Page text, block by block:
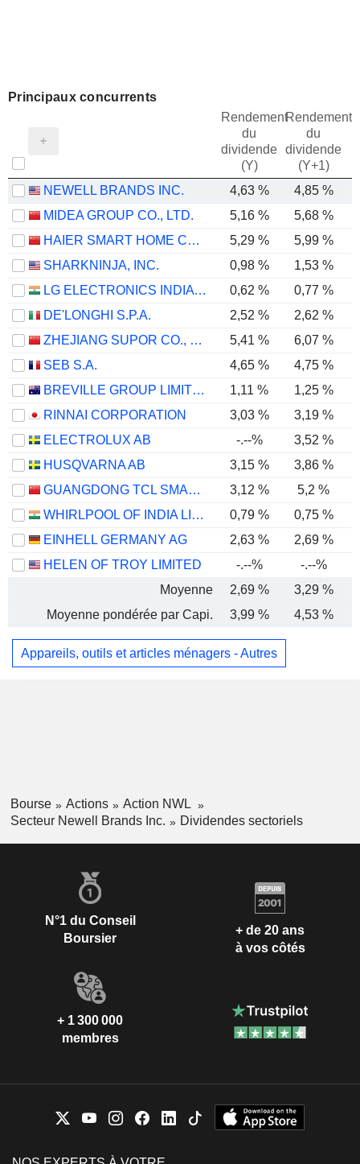
Principaux concurrents
Rendement
du
dividende
(Y)
Rendement
du
dividende
(Y+1)
NEWELL BRANDS INC. 4,63 % 4,85 %
MIDEA GROUP CO., LTD.
5,16 % 5,68 %
HAIER SMART HOME CO., LTD.
5,29 %
5,99 %
SHARKNINJA, INC.
0,98 % 1,53 %
LG ELECTRONICS INDIA LIMITED
0,62 % 0,77 %
DE'LONGHI S.P.A.
2,52 % 2,62 %
ZHEJIANG SUPOR CO., LTD.
5,41 % 6,07 %
SEB S.A.
4,65 % 4,75 %
BREVILLE GROUP LIMITED
1,11 % 1,25 %
RINNAI CORPORATION
3,03 % 3,19 %
ELECTROLUX AB
-.--% 3,52 %
HUSQVARNA AB
3,15 % 3,86 %
GUANGDONG TCL SMART HOME APPLIANCES CO., LTD.
3,12 %
5,2 %
WHIRLPOOL OF INDIA LIMITED
0,79 % 0,75 %
EINHELL GERMANY AG
2,63 % 2,69 %
HELEN OF TROY LIMITED
-.--%
-.--%
Moyenne
2,69 % 3,29 %
Moyenne pondérée par Capi.
3,99 % 4,53 %
Appareils, outils et articles ménagers - Autres
Bourse Actions
Action NWL
Secteur Newell Brands Inc.
Dividendes sectoriels
N°1 du Conseil
Boursier
+ de 20 ans
à vos côtés
+ 1 300 000
membres